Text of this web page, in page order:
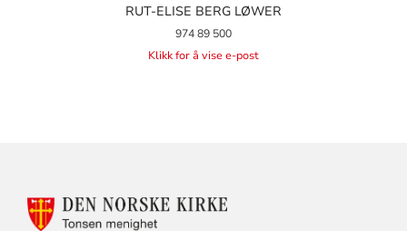
RUT-ELISE BERG LØWER
974 89 500
Klikk for å vise e-post
KONTAKTINFORMASJON